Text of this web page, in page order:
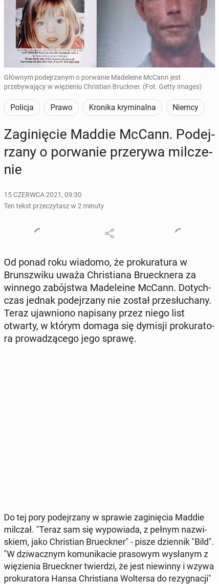
Głównym podejrzanym o porwanie Madeleine McCann jest
przebywający w więzieniu Christian Bruckner. (Fot. Getty Images)
Policja Prawo Kronika kryminalna Niemcy
Za­gi­nię­cie Maddie McCann. Po­dej­
rza­ny o po­rwa­nie prze­ry­wa mil­cze­
nie
15 CZERWCA 2021, 09:30
Ten tekst przeczytasz w 2 minuty
Od ponad roku wiadomo, że pro­ku­ra­tu­ra w
Brunsz­wi­ku uważa Chri­stia­na Bru­eck­ne­ra za
winnego za­bój­stwa Ma­de­le­ine McCann. Do­tych­
czas jednak po­dej­rza­ny nie został prze­słu­cha­ny.
Teraz ujaw­nio­no na­pi­sa­ny przez niego list
otwarty, w którym domaga się dymisji pro­ku­ra­to­
ra pro­wa­dzą­ce­go jego sprawę.
Do tej pory po­dej­rza­ny w sprawie za­gi­nię­cia Maddie
milczał. "Teraz sam się wy­po­wia­da, z pełnym na­zwi­
skiem, jako Chri­stian Bru­eck­ner" - pisze dzien­nik "Bild".
"W dzi­wacz­nym ko­mu­ni­ka­cie pra­so­wym wy­sła­nym z
wię­zie­nia Bru­eck­ner twier­dzi, że jest nie­win­ny i wzywa
pro­ku­ra­to­ra Hansa Chri­stia­na Wol­ter­sa do re­zy­gna­cji"